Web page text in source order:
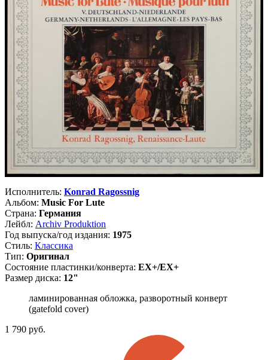
Исполнитель: Konrad Ragossnig
Альбом: Music For Lute
Страна: Германия
Лейбл: Archiv Produktion
Год выпуска/год издания: 1975
Стиль: Классика
Тип: Оригинал
Состояние пластинки/конверта: EX+/EX+
Размер диска: 12"
ламинированная обложка, разворотный конверт
(gatefold cover)
1 790 руб.